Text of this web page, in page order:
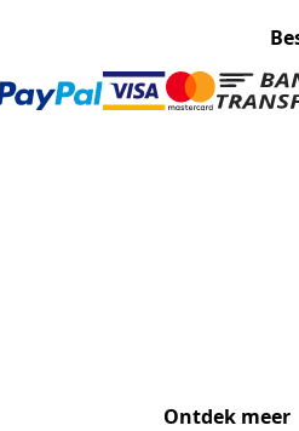
Ontdek meer